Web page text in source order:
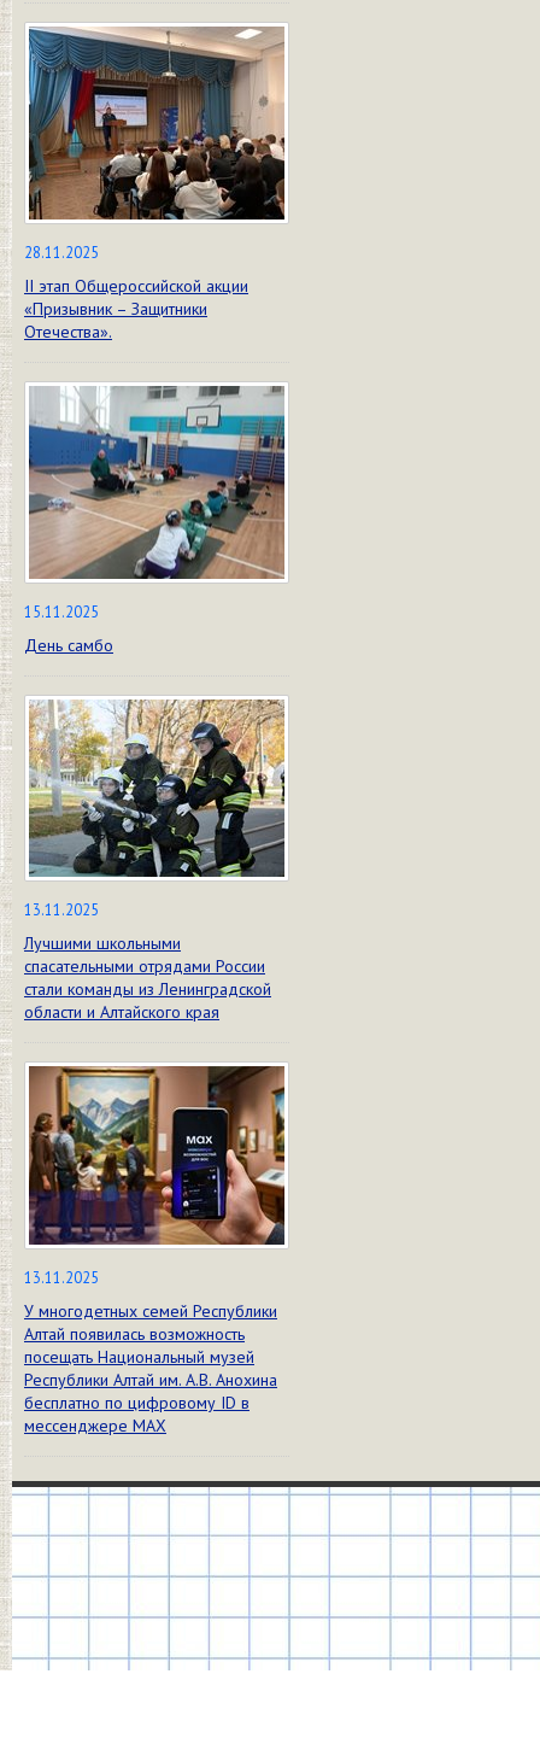
28.11.2025
II этап Общероссийской акции
«Призывник – Защитники
Отечества».
15.11.2025
День самбо
13.11.2025
Лучшими школьными
спасательными отрядами России
стали команды из Ленинградской
области и Алтайского края
13.11.2025
У многодетных семей Республики
Алтай появилась возможность
посещать Национальный музей
Республики Алтай им. А.В. Анохина
бесплатно по цифровому ID в
мессенджере МАХ